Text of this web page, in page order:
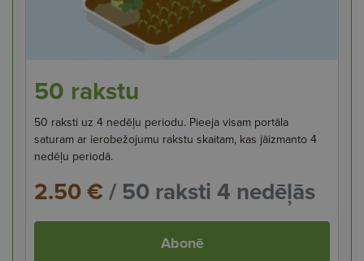
50 rakstu
50 raksti uz 4 nedēļu periodu. Pieeja visam portāla
saturam ar ierobežojumu rakstu skaitam, kas jāizmanto 4
nedēļu periodā.
2.50 €/ 50 raksti 4 nedēļās
Abonē